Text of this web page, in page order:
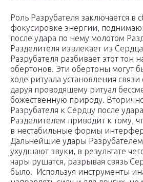
Роль Разрубателя заключается в
фокусировке энергии,
после удара по нему молотом
Разделителя извлекает из
Разрубателя разбивает этот тон
обертонов. Эти обертоны могут
ходе ритуала установления
даруя проводящему ритуал
божественную природу.
Разрубателя к Сердцу после
Разделителем приводит к тому,
в нестабильные формы
Дальнейшие удары
ухудшают звуки, в результате
чары рушатся, разрывая связь
было. Используя инструменты